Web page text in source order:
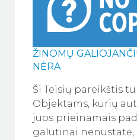
ŽINOMŲ
NĖRA
Ši Teisių pareikštis
Objektams, kurių
juos prieinamais
galutinai nenustatė,